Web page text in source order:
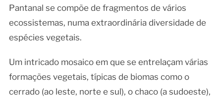
Pantanal se compõe de fragmentos de vários
ecossistemas, numa extraordinária diversidade de
espécies vegetais.
Um intricado mosaico em que se entrelaçam várias
formações vegetais, típicas de biomas como o
cerrado (ao leste, norte e sul), o chaco (a sudoeste),